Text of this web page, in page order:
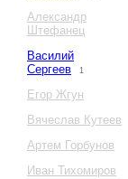
Александр
Штефанец
Василий
Сергеев
1
Егор Жгун
Вячеслав Кутеев
Артем Горбунов
Иван Тихомиров